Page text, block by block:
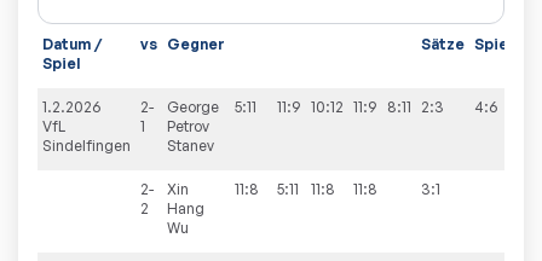
Datum /
Spiel
vs Gegner Sätze Spiele
1.2.2026
VfL
Sindelfingen
2-
1
George
Petrov
Stanev
5:11 11:9 10:12 11:9 8:11 2:3 4:6
2-
2
Xin
Hang
Wu
11:8 5:11 11:8 11:8 3:1